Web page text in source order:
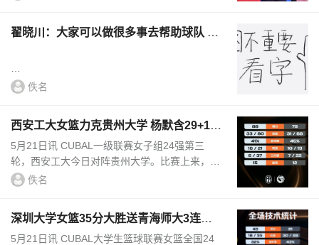
翟晓川：大家可以做很多事去帮助球队 防
...
佚名
西安工大女篮力克贵州大学 杨默含29+16
胡烨娜28+7 陈奕亦44+5
5月21日讯 CUBAL一级联赛女子组24强第三
轮，西安工大今日对阵贵州大学。比赛上来，西
安工大先拿4分抢下开局，不过贵州大学很快就
佚名
深圳大学女篮35分大胜送青海师大3连败
李鲁粤17分5板 郭昱辰16分
5月21日讯 CUBAL大学生篮球联赛女篮全国24